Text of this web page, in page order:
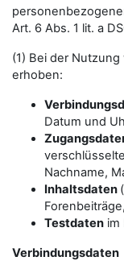
Art. 6 Abs. 1 lit. a
(1) Bei der
erhoben:
Datum und
Nachname,
Inhaltsdaten
Testdaten im
Verbindungsdaten